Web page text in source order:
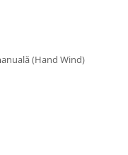
(Hand Wind)